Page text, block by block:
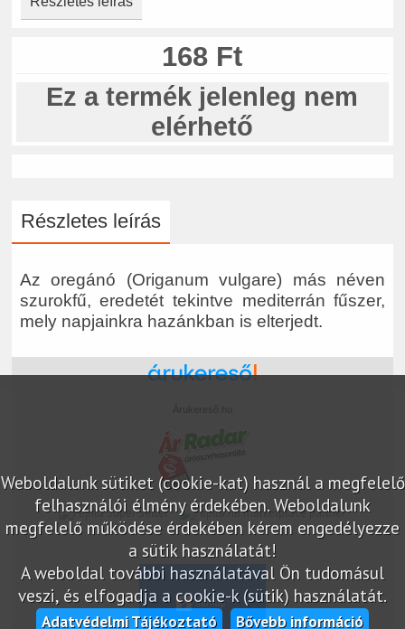
168 Ft
Ez a termék jelenleg nem
elérhető
Részletes leírás
Az oregánó (Origanum vulgare) más néven
szurokfű, eredetét tekintve mediterrán fűszer,
mely napjainkra hazánkban is elterjedt.
Weboldalunk sütiket (cookie-kat) használ a megfelelő
felhasználói élmény érdekében. Weboldalunk
megfelelő működése érdekében kérem engedélyezze
a sütik használatát!
A weboldal további használatával Ön tudomásul
veszi, és elfogadja a cookie-k (sütik) használatát.
Adatvédelmi Tájékoztató Bővebb információ
marketplace partner